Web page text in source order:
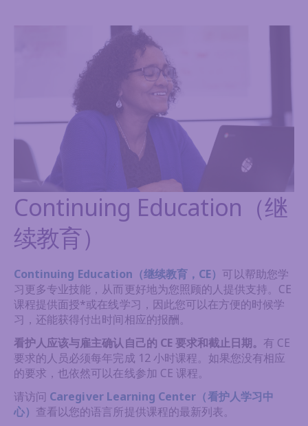
Continuing Education（继
续教育）
Continuing Education（继续教育，CE）可以帮助您学
习更多专业技能，从而更好地为您照顾的人提供支持。CE
课程提供面授*或在线学习，因此您可以在方便的时候学
习，还能获得付出时间相应的报酬。
看护人应该与雇主确认自己的 CE 要求和截止日期。 有 CE
要求的人员必须每年完成 12 小时课程。如果您没有相应
的要求，也依然可以在线参加 CE 课程。
请访问 Caregiver Learning Center（看护人学习中
心） 查看以您的语言所提供课程的最新列表。